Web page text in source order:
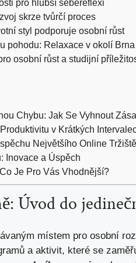
pro hlubší sebereflexi
skrze tvůrčí proces
styl podporuje osobní růst
pohodu: Relaxace v okolí Brna
osobní růst a studijní
Chybu: Jak Se Vyhnout
v Krátkých
Největšího Online Tržiště
Inovace a Úspěch
Je Pro Vás Vhodnější?
Úvod do
místem pro osobní
a aktivit, které se